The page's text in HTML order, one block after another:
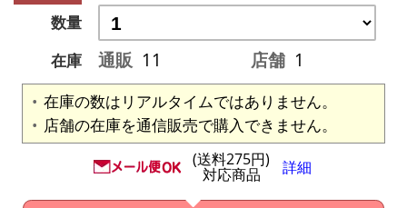
数量
在庫
通販 11 店舗 1
在庫の数はリアルタイムではありません。
店舗の在庫を通信販売で購入できません。
(送料275円)
対応商品 詳細